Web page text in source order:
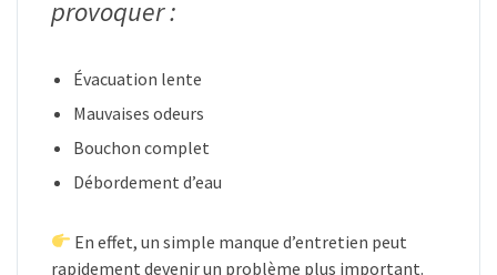
provoquer :
Évacuation lente
Mauvaises odeurs
Bouchon complet
Débordement d’eau
En effet, un simple manque d’entretien peut
rapidement devenir un problème plus important.